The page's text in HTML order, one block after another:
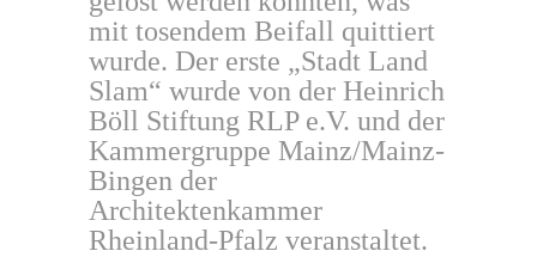
mit tosendem Beifall quittiert
wurde. Der erste „Stadt Land
Slam“ wurde von der Heinrich
Böll Stiftung RLP e.V. und der
Kammergruppe Mainz/Mainz-
Bingen der
Architektenkammer
Rheinland-Pfalz veranstaltet.